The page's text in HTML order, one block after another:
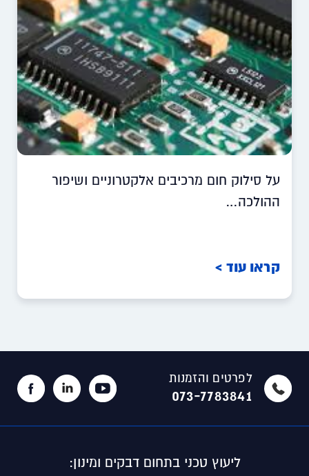
על סילוק חום מרכיבים אלקטרוניים ושיפור
ההולכה…
קראו עוד >
לפרטים והזמנות
073-7783841
ליעוץ טכני בתחום דבקים ומינון: